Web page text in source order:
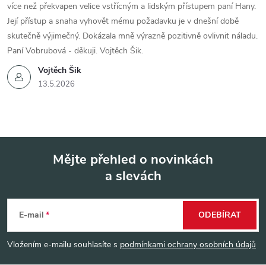
Vojtěch Šik
13.5.2026
více než překvapen velice vstřícným a lidským přístupem paní Hany.
Její přístup a snaha vyhovět mému požadavku je v dnešní době
skutečně výjimečný. Dokázala mně výrazně pozitivně ovlivnit náladu.
Paní Vobrubová - děkuji. Vojtěch Šik.
p
Mějte přehled o novinkách
a slevách
E-mail
Vložením e-mailu souhlasíte s podmínkami ochrany osobních údajů
ODEBÍRAT